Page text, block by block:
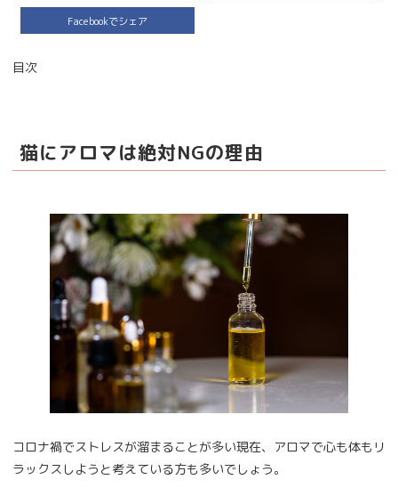
Facebookでシェア
目次
猫にアロマは絶対NGの理由
コロナ禍でストレスが溜まることが多い現在、アロマで心も体もリ
ラックスしようと考えている方も多いでしょう。